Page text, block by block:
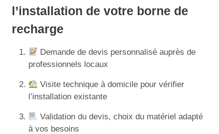
l’installation de votre borne de
recharge
Demande de devis personnalisé auprès de
professionnels locaux
Visite technique à domicile pour vérifier
l’installation existante
Validation du devis, choix du matériel adapté
à vos besoins